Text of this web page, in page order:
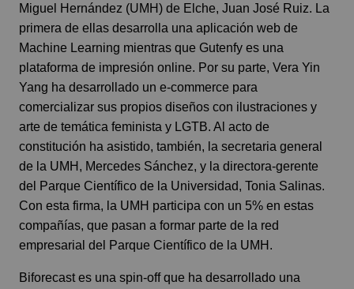
Miguel Hernández (UMH) de Elche, Juan José Ruiz. La
primera de ellas desarrolla una aplicación web de
Machine Learning mientras que Gutenfy es una
plataforma de impresión online. Por su parte, Vera Yin
Yang ha desarrollado un e-commerce para
comercializar sus propios diseños con ilustraciones y
arte de temática feminista y LGTB. Al acto de
constitución ha asistido, también, la secretaria general
de la UMH, Mercedes Sánchez, y la directora-gerente
del Parque Científico de la Universidad, Tonia Salinas.
Con esta firma, la UMH participa con un 5% en estas
compañías, que pasan a formar parte de la red
empresarial del Parque Científico de la UMH.
Biforecast es una spin-off que ha desarrollado una